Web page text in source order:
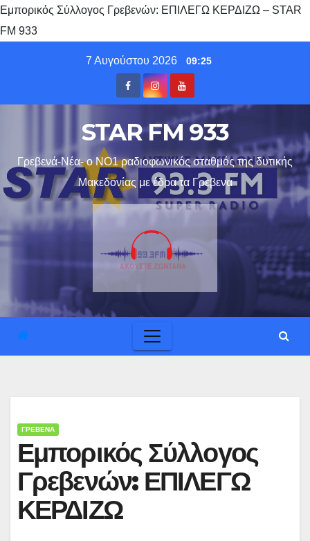
Εμπορικός Σύλλογος Γρεβενών: ΕΠΙΛΕΓΩ ΚΕΡΔΙΖΩ – STAR
FM 933
7 Αυγούστου 2026 09:25
STAR FM 933
Γρεβενά-Νέα- ο ΝΟ1 ραδιοφωνικός σταθμός της δυτικής
Μακεδονίας με έδρα τα Γρεβενα
ΓΡΕΒΕΝΑ
Εμπορικός Σύλλογος
Γρεβενών: ΕΠΙΛΕΓΩ
ΚΕΡΔΙΖΩ